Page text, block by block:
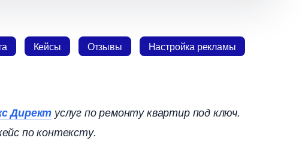
Кейсы Отзывы
Настройка рекламы
Директ услуг по ремонту квартир под ключ.
по контексту.